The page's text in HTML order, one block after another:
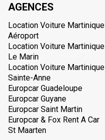
AGENCES
Location Voiture Martinique
Aéroport
Location Voiture Martinique
Le Marin
Location Voiture Martinique
Sainte-Anne
Europcar Guadeloupe
Europcar Guyane
Europcar Saint Martin
Europcar & Fox Rent A Car
St Maarten